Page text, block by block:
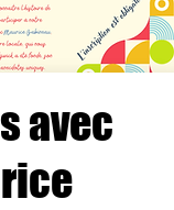
avec